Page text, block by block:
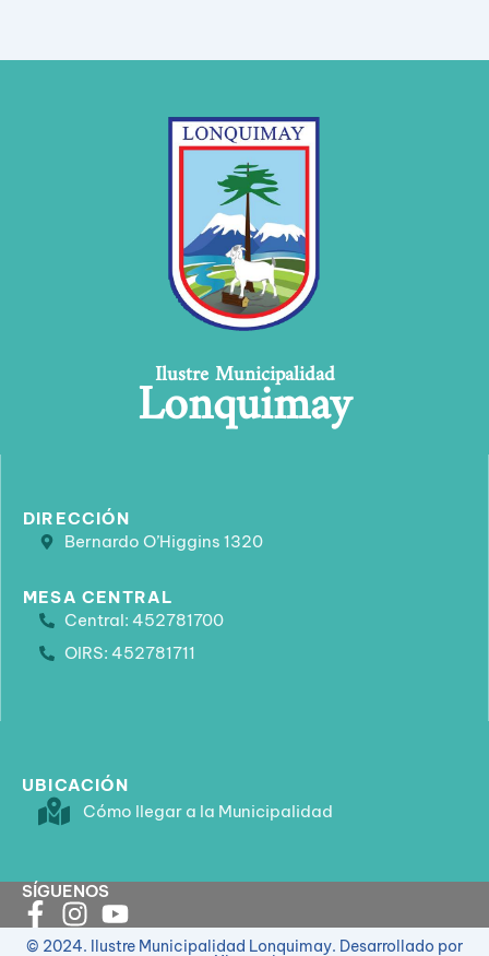
Ilustre Municipalidad
Lonquimay
DIRECCIÓN
Bernardo O’Higgins 1320
MESA CENTRAL
Central: 452781700
OIRS: 452781711
UBICACIÓN
Cómo llegar a la Municipalidad
SÍGUENOS
© 2024. Ilustre Municipalidad Lonquimay. Desarrollado por